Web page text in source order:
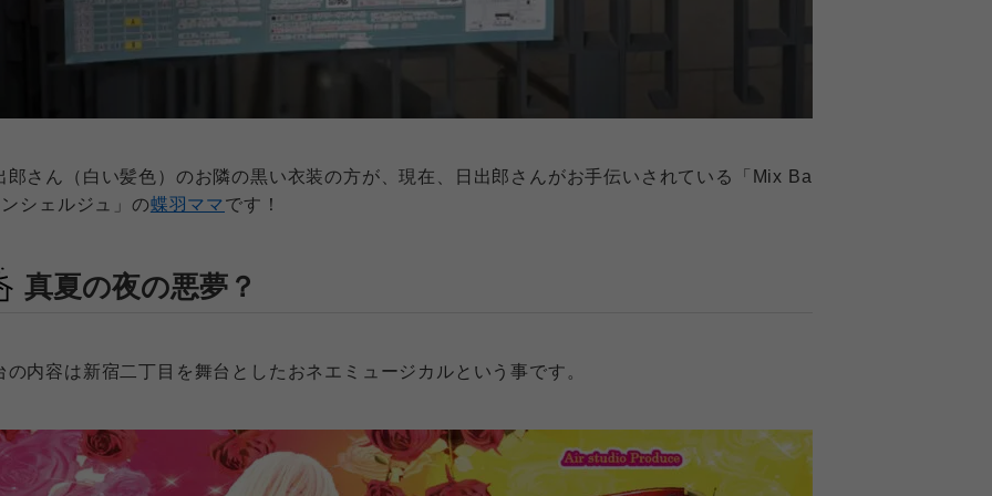
郎さん（白い髪色）のお隣の黒い衣装の方が、現在、日出郎さんがお手伝いされている「Mix Ba
シェルジュ」の蝶羽ママです！
真夏の夜の悪夢？
の内容は新宿二丁目を舞台としたおネエミュージカルという事です。